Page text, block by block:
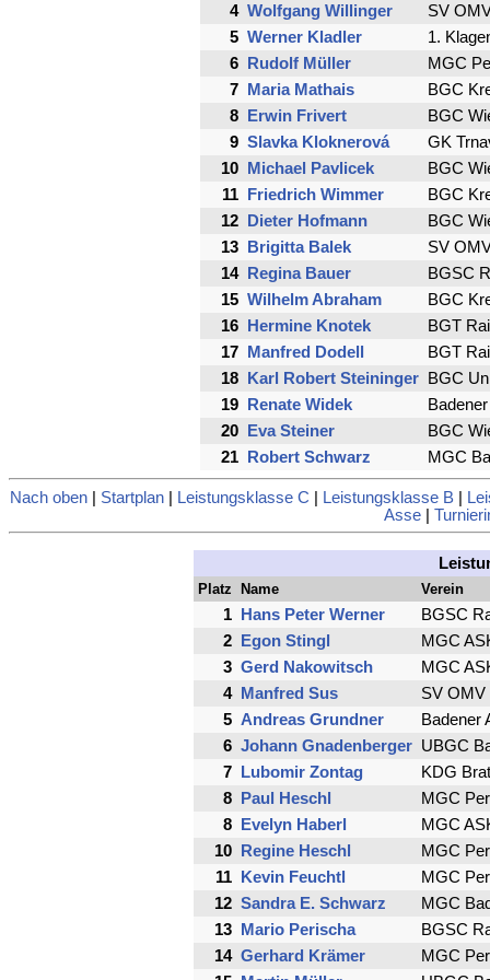
4 Wolfgang Willinger
SV
5 Werner Kladler
1.
6
Rudolf Müller
MGC
7
Maria Mathais
BGC
8
Erwin Frivert
BGC
9 Slavka Kloknerová
GK
10
Michael Pavlicek
BGC
11
Friedrich Wimmer
BGC
12
Dieter Hofmann
BGC
13
Brigitta Balek
SV
14
Regina Bauer
BGSC
15 Wilhelm Abraham
BGC
16
Hermine Knotek
BGT
17
Manfred Dodell
BGT
18
Karl Robert Steininger
BGC
19
Renate Widek
20
Eva Steiner
BGC
21
Robert Schwarz MGC
Nach oben| Startplan| Leistungsklasse C Leistungsklasse B|
Asse|
Platz Name Verein
1 Hans Peter Werner
BGSC
2
Egon Stingl
MGC
3 Gerd Nakowitsch
MGC
4
Manfred Sus
SV OMV
5 Andreas Grundner
Badener
6 Johann Gnadenberger UBGC
7
Lubomir Zontag
KDG
8
Paul Heschl
MGC
8
Evelyn Haberl
MGC
10
Regine Heschl
MGC
11
Kevin Feuchtl
MGC
12 Sandra E. Schwarz
MGC
13
Mario Perischa
BGSC
14 Gerhard Krämer
MGC